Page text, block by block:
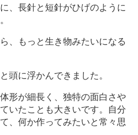
、長針と短針がひげのように
、もっと生き物みたいになる
頭に浮かんできました。
形が細長く、独特の面白さや
いたことも大きいです。自分
、何か作ってみたいと常々思